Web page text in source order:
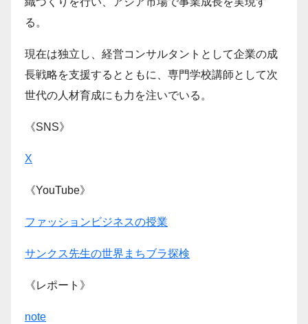
る。
現在は独立し、経営コンサルタントとして企業の成
長戦略を支援するとともに、専門学校講師として次
世代の人材育成にも力を注いでいる。
《SNS》
X
《YouTube》
ファッションビジネスの授業
サンクス先生の世界まちブラ探検
《レポート》
note